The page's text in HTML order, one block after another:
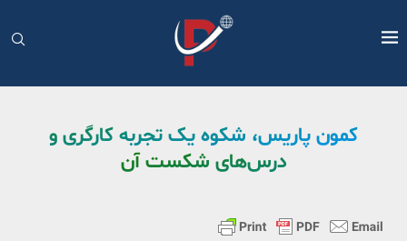
کمون پاریس، شکوه یک تجربه کارگری و
درس‌های شکست آن